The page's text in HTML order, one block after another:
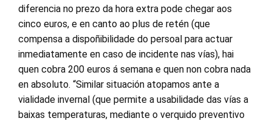
diferencia no prezo da hora extra pode chegar aos
cinco euros, e en canto ao plus de retén (que
compensa a dispoñibilidade do persoal para actuar
inmediatamente en caso de incidente nas vías), hai
quen cobra 200 euros á semana e quen non cobra nada
en absoluto. “Similar situación atopamos ante a
vialidade invernal (que permite a usabilidade das vías a
baixas temperaturas, mediante o verquido preventivo